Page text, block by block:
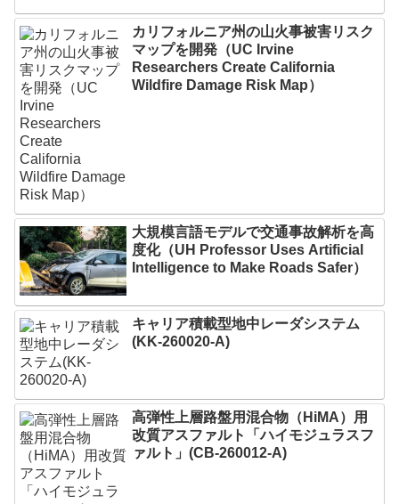
カリフォルニア州の山火事被害リスク
マップを開発（UC Irvine
Researchers Create California
Wildfire Damage Risk Map）
大規模言語モデルで交通事故解析を高
度化（UH Professor Uses Artificial
Intelligence to Make Roads Safer）
キャリア積載型地中レーダシステム
(KK-260020-A)
高弾性上層路盤用混合物（HiMA）用
改質アスファルト「ハイモジュラスフ
ァルト」(CB-260012-A)